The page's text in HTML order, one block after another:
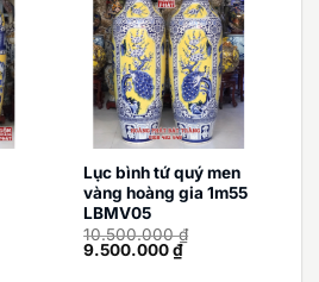
Lục bình tứ quý men
vàng hoàng gia 1m55
LBMV05
10.500.000₫
Giá
9.500.000₫Giá